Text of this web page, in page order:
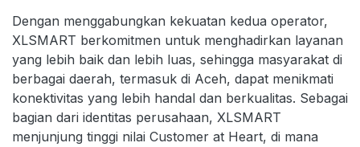
Dengan menggabungkan kekuatan kedua operator,
XLSMART berkomitmen untuk menghadirkan layanan
yang lebih baik dan lebih luas, sehingga masyarakat di
berbagai daerah, termasuk di Aceh, dapat menikmati
konektivitas yang lebih handal dan berkualitas. Sebagai
bagian dari identitas perusahaan, XLSMART
menjunjung tinggi nilai Customer at Heart, di mana